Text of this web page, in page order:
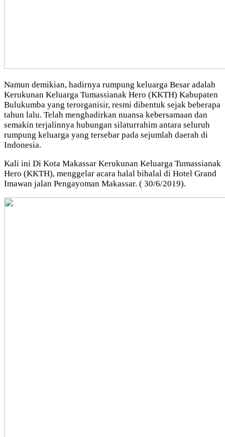
Namun demikian, hadirnya rumpung keluarga Besar adalah
Kerukunan Keluarga Tumassianak Hero (KKTH) Kabupaten
Bulukumba yang terorganisir, resmi dibentuk sejak beberapa
tahun lalu. Telah menghadirkan nuansa kebersamaan dan
semakin terjalinnya hubungan silaturrahim antara seluruh
rumpung keluarga yang tersebar pada sejumlah daerah di
Indonesia.
Kali ini Di Kota Makassar Kerukunan Keluarga Tumassianak
Hero (KKTH), menggelar acara halal bihalal di Hotel Grand
Imawan jalan Pengayoman Makassar. ( 30/6/2019).